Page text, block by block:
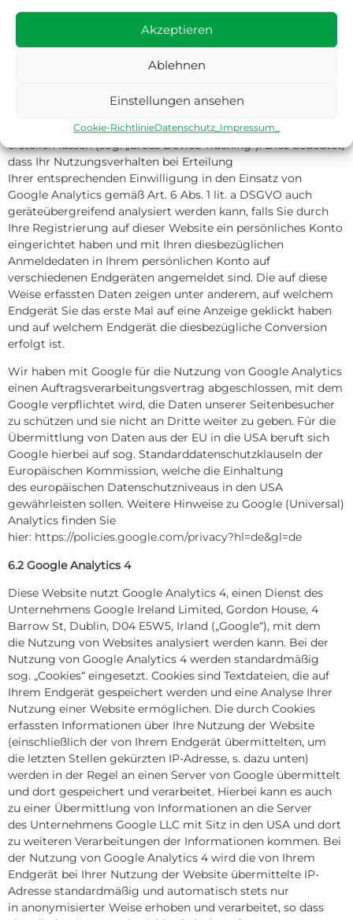
Akzeptieren
Ablehnen
Einstellungen ansehen
Cookie-RichtlinieDatenschutz_ Impressum_
Weitergehende Informationen finden Sie
https://support.google.com/analytics/answer/7532985?
hl=de
Website auch die Funktion „UserIDs“ eingesetzt werden.
Durch die Vergabe von individuellen UserIDs können
wir geräteübergreifende Berichte (Reports) durch Google
erstellen lassen (sog. „Cross Device Tracking“). Dies bedeutet,
dass Ihr Nutzungsverhalten bei Erteilung
Ihrer entsprechenden Einwilligung in den Einsatz von
Google Analytics gemäß Art. 6 Abs. 1 lit. a DSGVO auch
geräteübergreifend analysiert werden kann, falls Sie durch
Ihre Registrierung auf dieser Website ein persönliches Konto
eingerichtet haben und mit Ihren diesbezüglichen
Anmeldedaten in Ihrem persönlichen Konto auf
verschiedenen Endgeräten angemeldet sind. Die auf diese
Weise erfassten Daten zeigen unter anderem, auf welchem
Endgerät Sie das erste Mal auf eine Anzeige geklickt haben
und auf welchem Endgerät die diesbezügliche Conversion
erfolgt ist.
Wir haben mit Google für die Nutzung von Google Analytics
einen Auftragsverarbeitungsvertrag abgeschlossen, mit dem
Google verpflichtet wird, die Daten unserer Seitenbesucher
zu schützen und sie nicht an Dritte weiter zu geben. Für die
Übermittlung von Daten aus der EU in die USA beruft sich
Google hierbei auf sog. Standarddatenschutzklauseln der
Europäischen Kommission, welche die Einhaltung
des europäischen Datenschutzniveaus in den USA
gewährleisten sollen. Weitere Hinweise zu Google (Universal)
Analytics finden Sie
hier: https://policies.google.com/privacy?hl=de&gl=de
6.2 Google Analytics 4
Diese Website nutzt Google Analytics 4, einen Dienst des
Unternehmens Google Ireland Limited, Gordon House, 4
Barrow St, Dublin, D04 E5W5, Irland („Google“), mit dem
die Nutzung von Websites analysiert werden kann. Bei der
Nutzung von Google Analytics 4 werden standardmäßig
sog. „Cookies“ eingesetzt. Cookies sind Textdateien, die auf
Ihrem Endgerät gespeichert werden und eine Analyse Ihrer
Nutzung einer Website ermöglichen. Die durch Cookies
erfassten Informationen über Ihre Nutzung der Website
(einschließlich der von Ihrem Endgerät übermittelten, um
die letzten Stellen gekürzten IP-Adresse, s. dazu unten)
werden in der Regel an einen Server von Google übermittelt
und dort gespeichert und verarbeitet. Hierbei kann es auch
zu einer Übermittlung von Informationen an die Server
des Unternehmens Google LLC mit Sitz in den USA und dort
zu weiteren Verarbeitungen der Informationen kommen. Bei
der Nutzung von Google Analytics 4 wird die von Ihrem
Endgerät bei Ihrer Nutzung der Website übermittelte IP-
Adresse standardmäßig und automatisch stets nur
in anonymisierter Weise erhoben und verarbeitet, so dass